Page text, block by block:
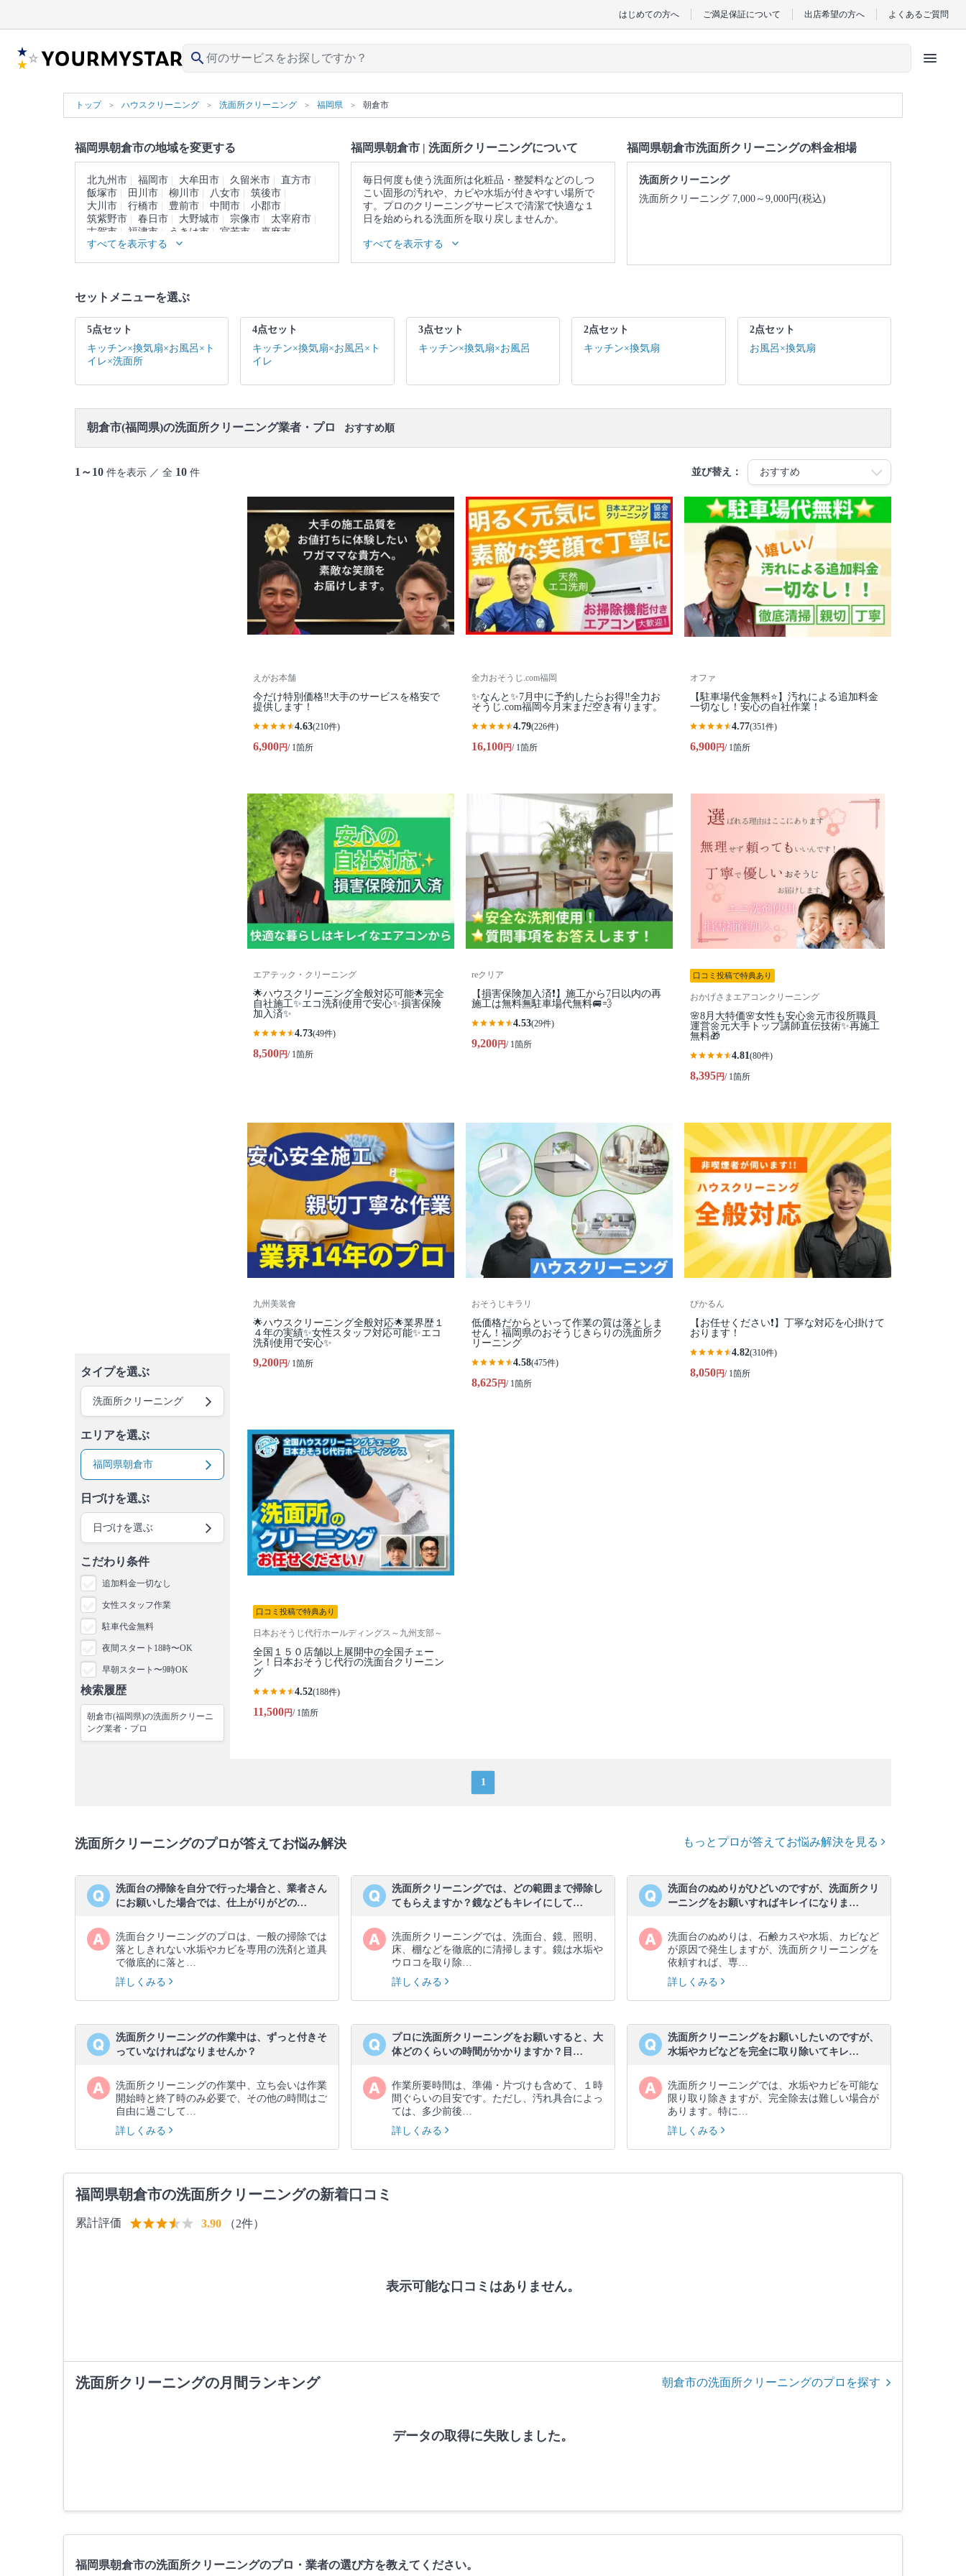
はじめての方へ ご満足保証について 出店希望の方へ よくあるご質問
search menu
トップ ハウスクリーニング 洗面所クリーニング 福岡県 朝倉市
福岡県朝倉市の地域を変更する
北九州市 福岡市 大牟田市 久留米市
直方市
飯塚市
田川市 柳川市 八女市
筑後市
大川市
行橋市 豊前市 中間市
小郡市
筑紫野市
春日市 大野城市 宗像市
太宰府市
古賀市
福津市 うきは市 宮若市
嘉麻市
みやま市
糸島市 那珂川市
すべてを表示する
福岡県朝倉市 | 洗面所クリーニングについて
毎日何度も使う洗面所は化粧品・整髪料などのしつ
こい固形の汚れや、カビや水垢が付きやすい場所で
す。プロのクリーニングサービスで清潔で快適な１
日を始められる洗面所を取り戻しませんか。
▼表示価格に含まれる洗面所クリーニングの作業範
囲
すべてを表示する
福岡県朝倉市洗面所クリーニングの料金相場
洗面所クリーニング
洗面所クリーニング 7,000～9,000円(税込)
セットメニューを選ぶ
5点セット
キッチン×換気扇×お風呂×ト
イレ×洗面所
4点セット
キッチン×換気扇×お風呂×ト
イレ
3点セット
キッチン×換気扇×お風呂
2点セット
キッチン×換気扇
2点セット
お風呂×換気扇
朝倉市(福岡県)の洗面所クリーニング業者・プロ おすすめ順
1～10 件を表示 ／ 全 10 件 並び替え：
タイプを選ぶ
洗面所クリーニング
エリアを選ぶ
福岡県朝倉市
日づけを選ぶ
日づけを選ぶ
こだわり条件
追加料金一切なし
女性スタッフ作業
駐車代金無料
夜間スタート18時〜OK
早朝スタート〜9時OK
検索履歴
朝倉市(福岡県)の洗面所クリーニ
ング業者・プロ
えがお本舗
今だけ特別価格‼️大手のサービスを格安で
提供します！
4.63(210件)
6,900円/ 1箇所
全力おそうじ.com福岡
✨なんと✨7月中に予約したらお得‼️全力お
そうじ.com福岡今月末まだ空き有ります。
4.79(226件)
16,100円/ 1箇所
オファ
【駐車場代金無料⭐️】汚れによる追加料金
一切なし！安心の自社作業！
4.77(351件)
6,900円/ 1箇所
エアテック・クリーニング
🌟ハウスクリーニング全般対応可能🌟完全
自社施工✨エコ洗剤使用で安心✨損害保険
加入済✨
4.73(49件)
8,500円/ 1箇所
reクリア
【損害保険加入済❗️】施工から7日以内の再
施工は無料🈚️駐車場代無料🚐💨
4.53(29件)
9,200円/ 1箇所
口コミ投稿で特典あり
おかげさまエアコンクリーニング
🌸8月大特価🌸女性も安心🌼元市役所職員
運営🌼元大手トップ講師直伝技術✨再施工
無料🎁
4.81(80件)
8,395円/ 1箇所
九州美装會
🌟ハウスクリーニング全般対応🌟業界歴１
４年の実績✨女性スタッフ対応可能✨エコ
洗剤使用で安心✨
9,200円/ 1箇所
おそうじキラリ
低価格だからといって作業の質は落としま
せん！福岡県のおそうじきらりの洗面所ク
リーニング
4.58(475件)
8,625円/ 1箇所
ぴかるん
【お任せください❗️】丁寧な対応を心掛けて
おります！
4.82(310件)
8,050円/ 1箇所
口コミ投稿で特典あり
日本おそうじ代行ホールディングス～九州支部～
全国１５０店舗以上展開中の全国チェー
ン！日本おそうじ代行の洗面台クリーニン
グ
4.52(188件)
11,500円/ 1箇所
1
洗面所クリーニングのプロが答えてお悩み解決 もっとプロが答えてお悩み解決を見る
洗面台の掃除を自分で行った場合と、業者さん
にお願いした場合では、仕上がりがどの…
洗面台クリーニングのプロは、一般の掃除では
落としきれない水垢やカビを専用の洗剤と道具
で徹底的に落と…
詳しくみる
洗面所クリーニングでは、どの範囲まで掃除し
てもらえますか？鏡などもキレイにして…
洗面所クリーニングでは、洗面台、鏡、照明、
床、棚などを徹底的に清掃します。鏡は水垢や
ウロコを取り除…
詳しくみる
洗面台のぬめりがひどいのですが、洗面所クリ
ーニングをお願いすればキレイになりま…
洗面台のぬめりは、石鹸カスや水垢、カビなど
が原因で発生しますが、洗面所クリーニングを
依頼すれば、専…
詳しくみる
洗面所クリーニングの作業中は、ずっと付きそ
っていなければなりませんか？
洗面所クリーニングの作業中、立ち会いは作業
開始時と終了時のみ必要で、その他の時間はご
自由に過ごして…
詳しくみる
プロに洗面所クリーニングをお願いすると、大
体どのくらいの時間がかかりますか？目…
作業所要時間は、準備・片づけも含めて、１時
間ぐらいの目安です。ただし、汚れ具合によっ
ては、多少前後…
詳しくみる
洗面所クリーニングをお願いしたいのですが、
水垢やカビなどを完全に取り除いてキレ…
洗面所クリーニングでは、水垢やカビを可能な
限り取り除きますが、完全除去は難しい場合が
あります。特に…
詳しくみる
福岡県朝倉市の洗面所クリーニングの新着口コミ
累計評価 3.90 （2件）
表示可能な口コミはありません。
洗面所クリーニングの月間ランキング 朝倉市の洗面所クリーニングのプロを探す
データの取得に失敗しました。
福岡県朝倉市の洗面所クリーニングのプロ・業者の選び方を教えてください。